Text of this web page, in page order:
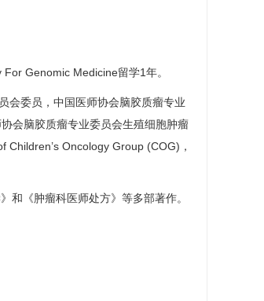
Genomic Medicine留学1年。
会委员，中国医师协会脑胶质瘤专业
会脑胶质瘤专业委员会生殖细胞肿瘤
Oncology Group (COG)，
和《肿瘤科医师处方》等多部著作。